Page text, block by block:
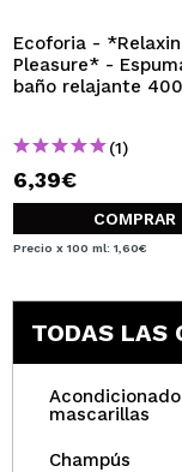
tus compras
pedidos y
Ecoforia -
Pleasure* -
baño relajante
(1)
6,39€
COMPRAR
Precio x 100 ml: 1,60€
TODAS LAS
mascarillas
Champús